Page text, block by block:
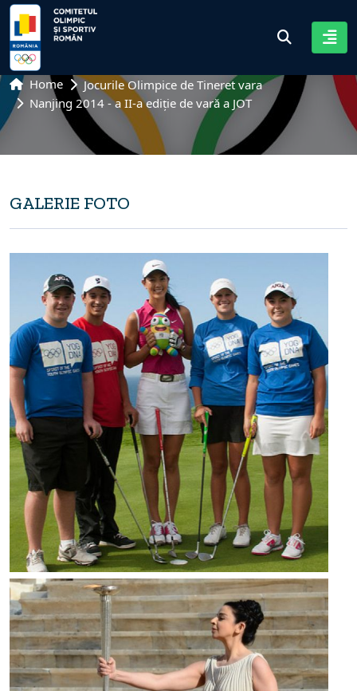
Home
Jocurile Olimpice de Tineret vara
Nanjing 2014 - a II-a ediție de vară a JOT
GALERIE FOTO